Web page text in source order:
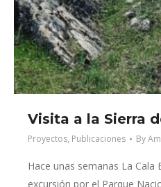
Visita a la Sierra
Proyectos, Publicaciones By
Hace unas semanas La Cala
excursión por el Parque